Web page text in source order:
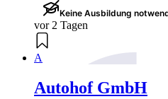
Keine Ausbildung
vor 2 Tagen
A
Autohof GmbH